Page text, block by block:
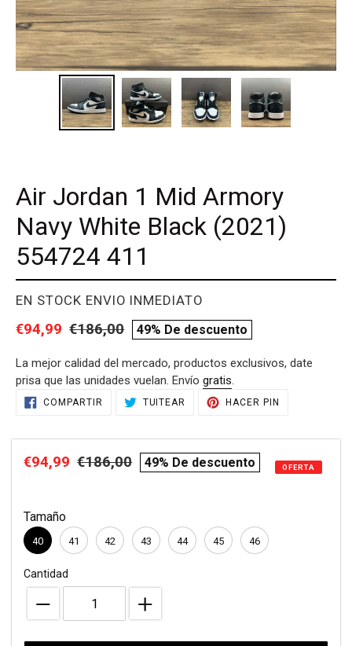
Air Jordan 1 Mid Armory
Navy White Black (2021)
554724 411
PROVEEDOR
EN STOCK ENVIO INMEDIATO
Precio
venta
€94,99 Precio
€186,00
compare
49% De descuento
La mejor calidad del mercado, productos exclusivos, date
prisa que las unidades vuelan. Envío gratis.
Agregando
tu
compra
COMPARTIR COMPARTIRTUITEAR TUITEARHACER PIN
Precio
€94,99 Precio
€186,00
compare
49% De descuento OFERTA
Tamaño
40 41 42 43 44 45 46
Cantidad